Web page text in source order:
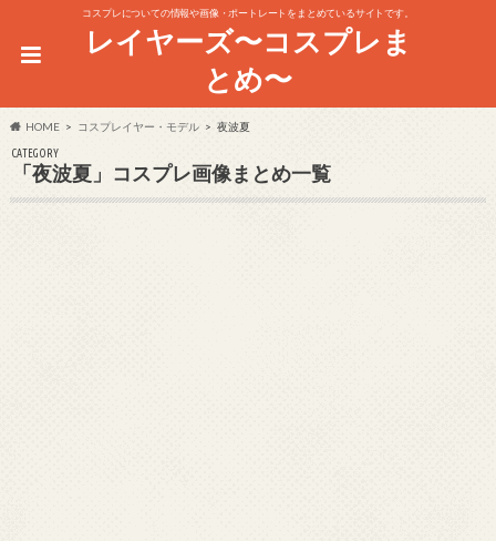
コスプレについての情報や画像・ポートレートをまとめているサイトです。
レイヤーズ〜コスプレま
とめ〜
HOME コスプレイヤー・モデル 夜波夏
CATEGORY
「夜波夏」コスプレ画像まとめ一覧